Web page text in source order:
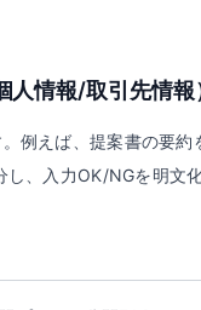
情報/取引先情報
例えば、提案書の要
、入力OK/NGを明文